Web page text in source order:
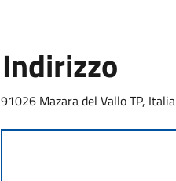
Indirizzo
91026 Mazara del Vallo TP, Italia